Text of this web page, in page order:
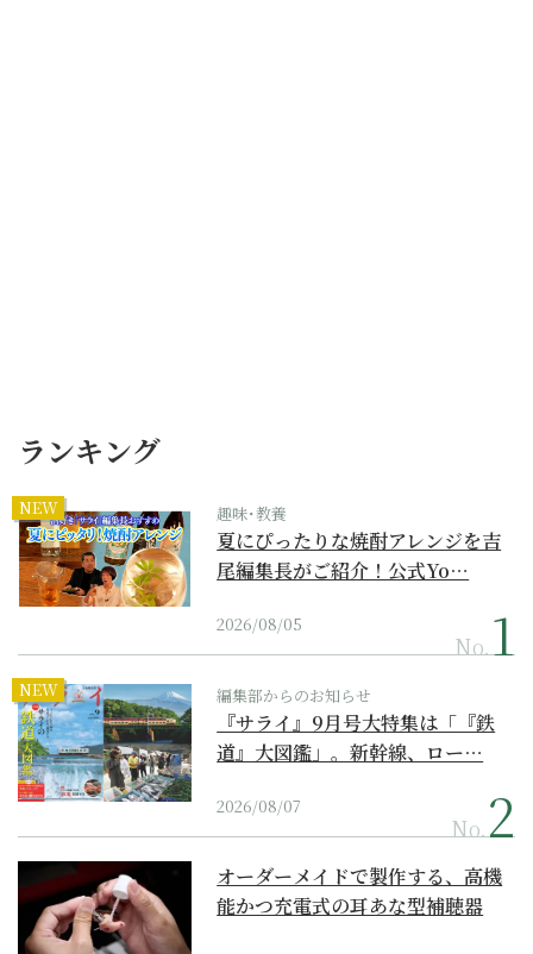
ランキング
NEW 趣味･教養
夏にぴったりな焼酎アレンジを吉
尾編集長がご紹介！公式Yo…
2026/08/05
No.
NEW 編集部からのお知らせ
『サライ』9月号大特集は「『鉄
道』大図鑑」。新幹線、ロー…
2026/08/07
No.
オーダーメイドで製作する、高機
能かつ充電式の耳あな型補聴器